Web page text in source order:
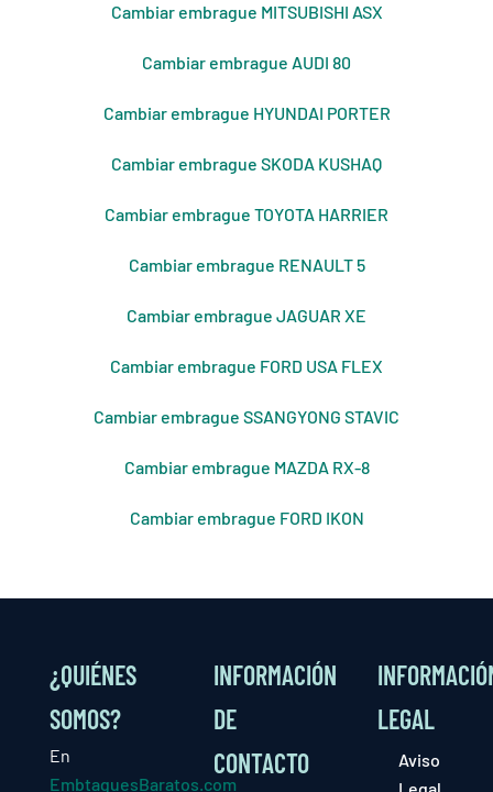
Cambiar embrague MITSUBISHI ASX
Cambiar embrague AUDI 80
Cambiar embrague HYUNDAI PORTER
Cambiar embrague SKODA KUSHAQ
Cambiar embrague TOYOTA HARRIER
Cambiar embrague RENAULT 5
Cambiar embrague JAGUAR XE
Cambiar embrague FORD USA FLEX
Cambiar embrague SSANGYONG STAVIC
Cambiar embrague MAZDA RX-8
Cambiar embrague FORD IKON
¿QUIÉNES
SOMOS?
En
EmbtaguesBaratos.com
INFORMACIÓN
DE
CONTACTO
LEGAL
Aviso